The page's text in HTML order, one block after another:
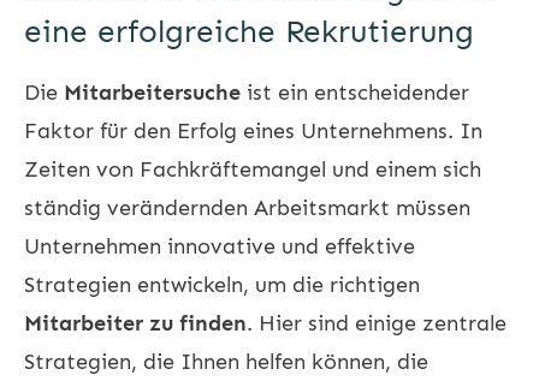
eine erfolgreiche Rekrutierung
Die Mitarbeitersuche ist ein entscheidender
Faktor für den Erfolg eines Unternehmens. In
Zeiten von Fachkräftemangel und einem sich
ständig verändernden Arbeitsmarkt müssen
Unternehmen innovative und effektive
Strategien entwickeln, um die richtigen
Mitarbeiter zu finden. Hier sind einige zentrale
Strategien, die Ihnen helfen können, die